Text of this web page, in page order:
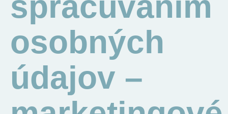
Kontakt
Pobočky
SK
EN DE
osobných
údajov –